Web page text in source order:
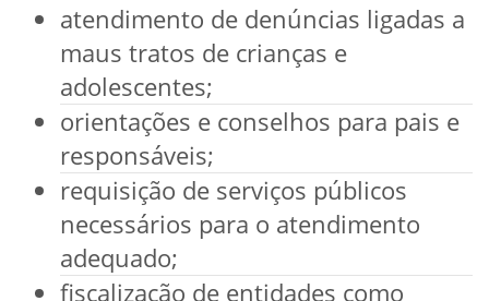
atendimento de denúncias ligadas a
maus tratos de crianças e
adolescentes;
orientações e conselhos para pais e
responsáveis;
requisição de serviços públicos
necessários para o atendimento
adequado;
fiscalização de entidades como